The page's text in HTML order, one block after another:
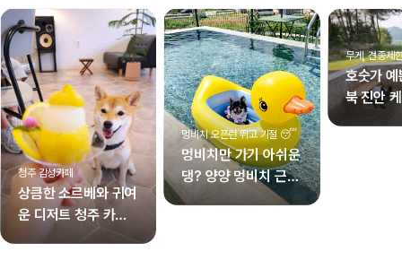
청주 감성카페
상큼한 소르베와 귀여
운 디저트 청주 카페
추이추이
멍비치 오픈런 뛰고 기절 😴
멍비치만 가기 아쉬운
댕? 양양 멍비치 근처
숙소 추천 4곳!
무게, 견종제
호숫가
북 진안